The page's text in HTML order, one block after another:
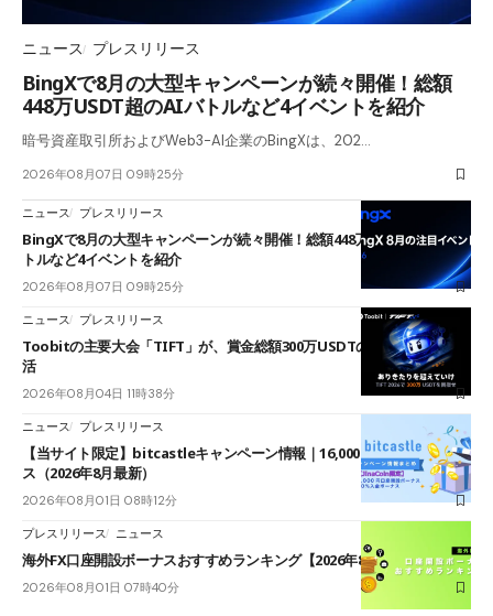
ニュース プレスリリース
BingXで8月の大型キャンペーンが続々開催！総額
448万USDT超のAIバトルなど4イベントを紹介
暗号資産取引所およびWeb3-AI企業のBingXは、202…
2026年08月07日 09時25分
ニュース プレスリリース
BingXで8月の大型キャンペーンが続々開催！総額448万USDT超のAIバ
トルなど4イベントを紹介
2026年08月07日 09時25分
ニュース プレスリリース
Toobitの主要大会「TIFT」が、賞金総額300万USDTのレースとして復
活
2026年08月04日 11時38分
ニュース プレスリリース
【当サイト限定】bitcastleキャンペーン情報｜16,000円口座開設ボーナ
ス（2026年8月最新）
2026年08月01日 08時12分
プレスリリース ニュース
海外FX口座開設ボーナスおすすめランキング【2026年8月最新】
2026年08月01日 07時40分